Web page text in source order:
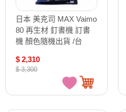
日本 美克司 MAX Vaimo
80 再生材 釘書機 訂書
機 顏色隨機出貨 /台
$ 2,310
$ 3,300